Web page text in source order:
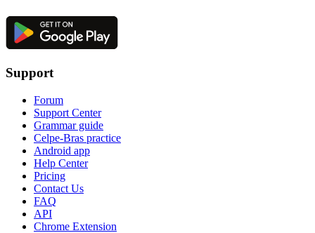
Support
Forum
Support Center
Grammar guide
Celpe-Bras practice
Android app
Help Center
Pricing
Contact Us
FAQ
API
Chrome Extension